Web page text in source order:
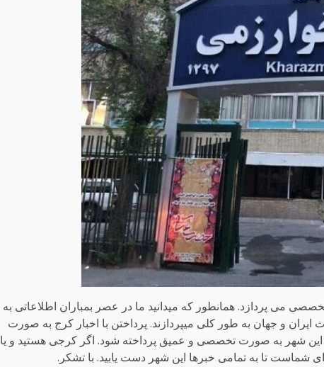
می پردازد. همانطور که میدانید ما در عصر بمباران اطلاعاتی به
و جهان به طور کلی میپردازند. پرداختن با اخبار کرج به صورت
شهر به صورت تخصصی و عمیق پرداخته شود. اگر کرجی هستید و یا
شماست تا به تمامی خبرها این شهر دست یابید. با تشکر.